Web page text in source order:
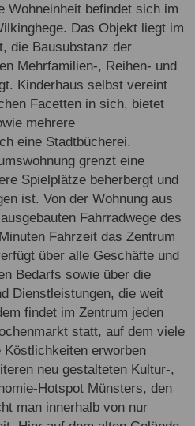
Wohneinheit befindet sich im
Das Objekt liegt im
die Bausubstanz der
Mehrfamilien-, Reihen- und
Kinderhaus selbst vereint
Facetten in sich, bietet
mehrere
eine Stadtbücherei.
grenzt eine
Spielplätze beherbergt und
ist. Von der Wohnung aus
Fahrradwege des
Fahrzeit das Zentrum
über alle Geschäfte und
Bedarfs sowie über die
Dienstleistungen, die weit
findet im Zentrum jeden
statt, auf dem viele
erworben
neu gestalteten Kultur-,
Hotspot Münsters, den
man innerhalb von nur